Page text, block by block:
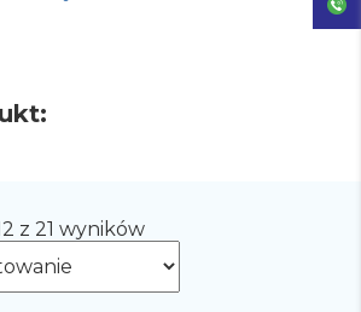
z 21 wyników